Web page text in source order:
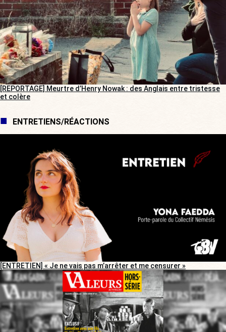
[REPORTAGE] Meurtre d’Henry Nowak : des Anglais entre tristesse
et colère
ENTRETIENS/RÉACTIONS
[ENTRETIEN] « Je ne vais pas m’arrêter et me censurer »